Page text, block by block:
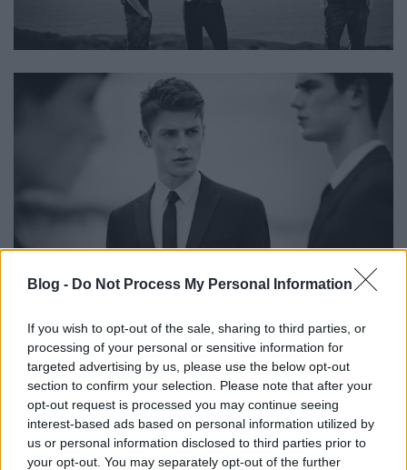
Blog - Do Not Process My Personal Information
If you wish to opt-out of the sale, sharing to third parties, or
processing of your personal or sensitive information for
targeted advertising by us, please use the below opt-out
section to confirm your selection. Please note that after your
opt-out request is processed you may continue seeing
interest-based ads based on personal information utilized by
us or personal information disclosed to third parties prior to
your opt-out. You may separately opt-out of the further